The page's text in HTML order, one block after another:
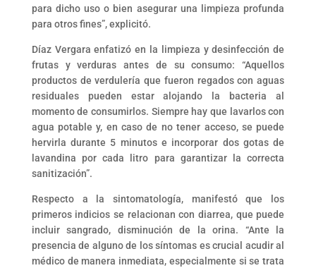
para dicho uso o bien asegurar una limpieza profunda
para otros fines”, explicitó.
Díaz Vergara enfatizó en la limpieza y desinfección de
frutas y verduras antes de su consumo: “Aquellos
productos de verdulería que fueron regados con aguas
residuales pueden estar alojando la bacteria al
momento de consumirlos. Siempre hay que lavarlos con
agua potable y, en caso de no tener acceso, se puede
hervirla durante 5 minutos e incorporar dos gotas de
lavandina por cada litro para garantizar la correcta
sanitización”.
Respecto a la sintomatología, manifestó que los
primeros indicios se relacionan con diarrea, que puede
incluir sangrado, disminución de la orina. “Ante la
presencia de alguno de los síntomas es crucial acudir al
médico de manera inmediata, especialmente si se trata